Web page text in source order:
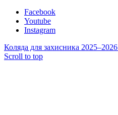
Facebook
Youtube
Instagram
Коляда для захисника 2025–2026
Scroll to top